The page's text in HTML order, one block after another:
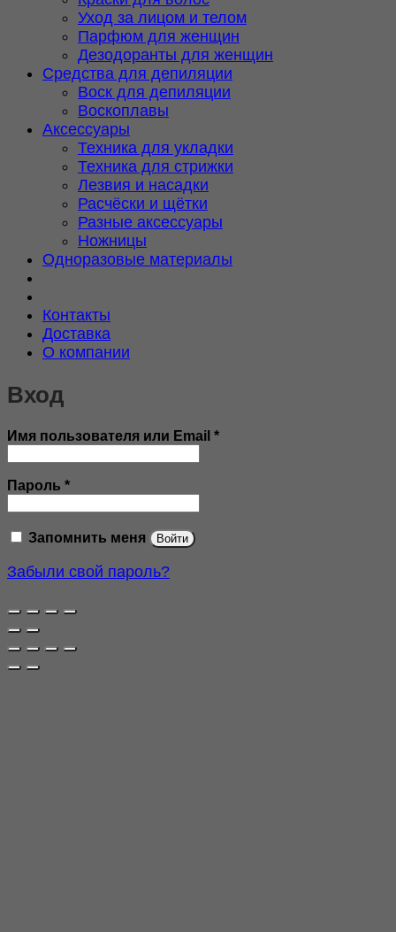
Уход за лицом и телом
Парфюм для женщин
Дезодоранты для женщин
Средства для депиляции
Воск для депиляции
Воскоплавы
Аксессуары
Техника для укладки
Техника для стрижки
Лезвия и насадки
Расчёски и щётки
Разные аксессуары
Ножницы
Одноразовые материалы
Контакты
Доставка
О компании
Вход
Имя пользователя или Email *Обязательно
Пароль *Обязательно
Запомнить меня Войти
Забыли свой пароль?